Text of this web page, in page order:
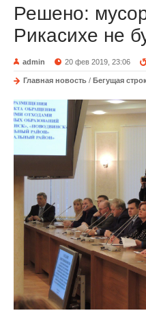
Решено:
Рикасихе не
admin 20 фев 2019, 23:06
Главная новость / Бегущая